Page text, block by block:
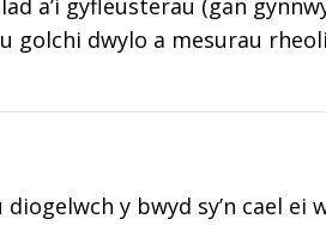
a’i gyfleusterau (gan
golchi dwylo a mesurau
y bwyd sy’n cael ei